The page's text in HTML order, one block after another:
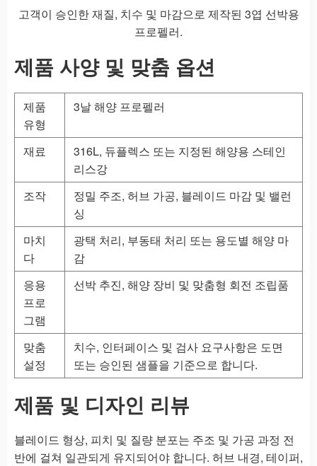
고객이 승인한 재질, 치수 및 마감으로 제작된 3엽 선박용
프로펠러.
제품 사양 및 맞춤 옵션
제품
유형
3날 해양 프로펠러
재료
316L, 듀플렉스 또는 지정된 해양용 스테인
리스강
조작
정밀 주조, 허브 가공, 블레이드 마감 및 밸런
싱
마치
다
광택 처리, 부동태 처리 또는 용도별 해양 마
감
응용
프로
그램
선박 추진, 해양 장비 및 맞춤형 회전 조립품
맞춤
설정
치수, 인터페이스 및 검사 요구사항은 도면
또는 승인된 샘플을 기준으로 합니다.
제품 및 디자인 리뷰
블레이드 형상, 피치 및 질량 분포는 주조 및 가공 과정 전
반에 걸쳐 일관되게 유지되어야 합니다. 허브 내경, 테이퍼,